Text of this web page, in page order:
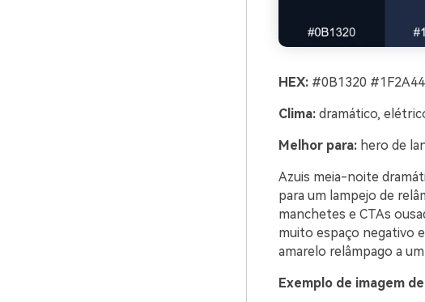
HEX:#0B1320
Clima:dramático,
Melhor para:hero de
Azuis meia-noite
para um lampejo de
manchetes e CTAs
muito espaço negativo
amarelo relâmpago a
Exemplo de imagem